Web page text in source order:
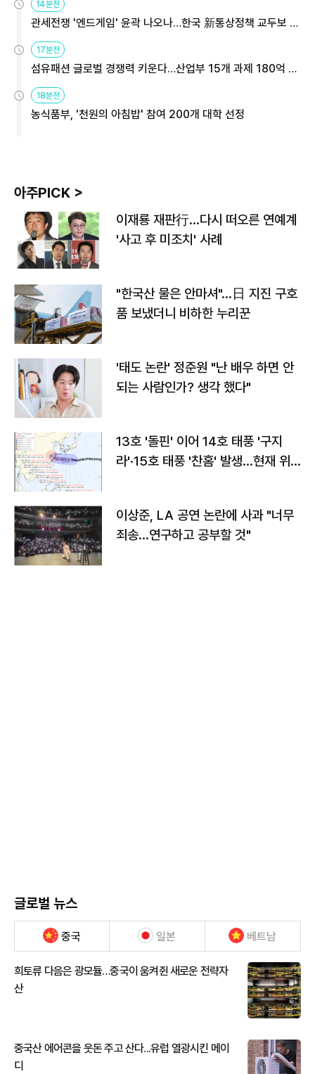
14분전
관세전쟁 '엔드게임' 윤곽 나오나…한국 新통상정책 교두보 활
용해야
17분전
섬유패션 글로벌 경쟁력 키운다…산업부 15개 과제 180억 지
원
18분전
농식품부, '천원의 아침밥' 참여 200개 대학 선정
아주PICK >
이재룡 재판行…다시 떠오른 연예계
'사고 후 미조치' 사례
"한국산 물은 안마셔"…日 지진 구호
품 보냈더니 비하한 누리꾼
'태도 논란' 정준원 "난 배우 하면 안
되는 사람인가? 생각 했다"
13호 '돌핀' 이어 14호 태풍 '구지
라'·15호 태풍 '찬홈' 발생…현재 위
이상준, LA 공연 논란에 사과 "너무
죄송…연구하고 공부할 것"
글로벌 뉴스
중국 일본 베트남
희토류 다음은 광모듈…중국이 움켜쥔 새로운 전략자
산
중국산 에어콘을 웃돈 주고 산다...유럽 열광시킨 메이
디